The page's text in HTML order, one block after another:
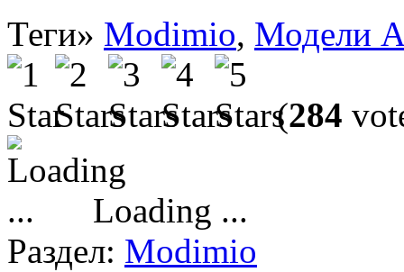
Теги» Modimio, Модели
(284
Loading ...
Раздел: Modimio